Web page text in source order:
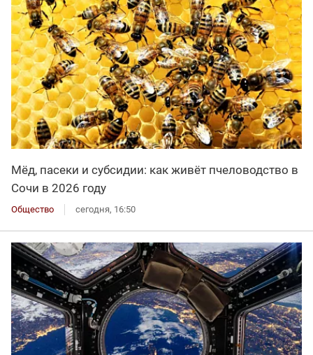
Мёд, пасеки и субсидии: как живёт пчеловодство в
Сочи в 2026 году
Общество сегодня, 16:50